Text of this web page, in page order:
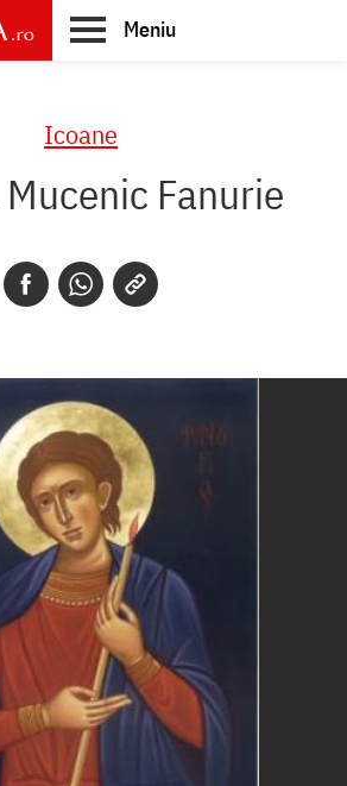
Meniu
Icoane
Fanurie